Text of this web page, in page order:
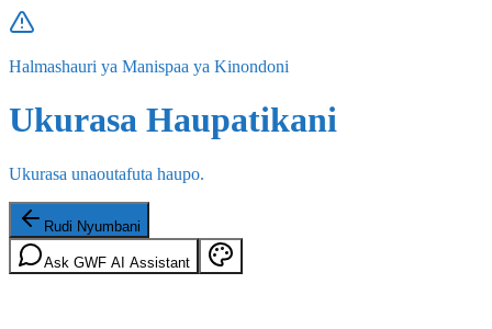
Halmashauri ya Manispaa ya Kinondoni
Ukurasa Haupatikani
Ukurasa unaoutafuta haupo.
Rudi Nyumbani
Ask GWF AI Assistant